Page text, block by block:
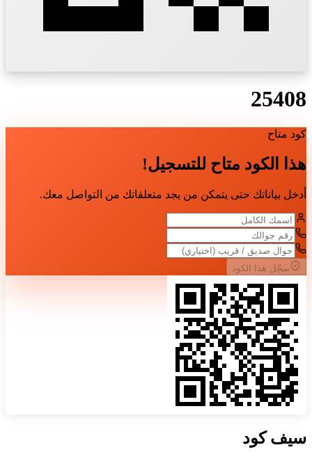
25408
كود متاح
هذا الكود متاح للتسجيل!
أدخل بياناتك حتى يتمكن من يجد متعلقاتك من التواصل معك.
سجّل هذا الكود
سيفكود